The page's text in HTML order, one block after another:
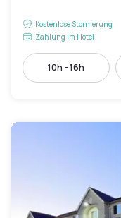
Kostenlose Stornierung
Zahlung im Hotel
10h - 16h